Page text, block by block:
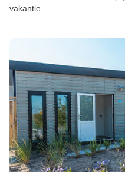
vakantie.